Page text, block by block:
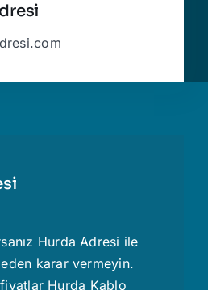
Hurda Adresi ile
karar vermeyin.
Hurda Kablo